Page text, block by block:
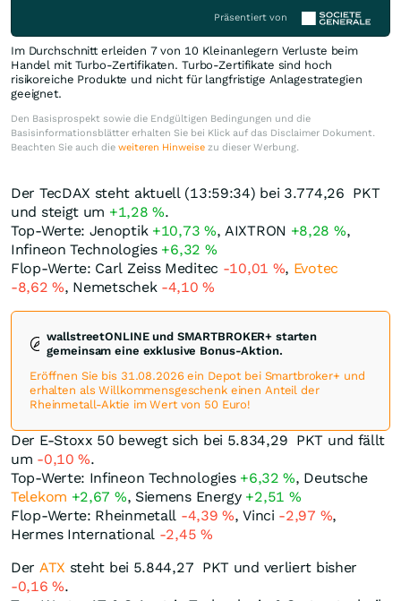
Präsentiert von
Im Durchschnitt erleiden 7 von 10 Kleinanlegern Verluste beim
Handel mit Turbo-Zertifikaten. Turbo-Zertifikate sind hoch
risikoreiche Produkte und nicht für langfristige Anlagestrategien
geeignet.
Den Basisprospekt sowie die Endgültigen Bedingungen und die
Basisinformationsblätter erhalten Sie bei Klick auf das Disclaimer Dokument.
Beachten Sie auch die weiteren Hinweise zu dieser Werbung.
Der TecDAX steht aktuell (13:59:34) bei 3.774,26 PKT
und steigt um +1,28%.
Top-Werte: Jenoptik +10,73 %, AIXTRON +8,28 %,
Infineon Technologies +6,32 %
Flop-Werte: Carl Zeiss Meditec -10,01 %, Evotec
-8,62%, Nemetschek -4,10%
wallstreetONLINE und SMARTBROKER+ starten
gemeinsam eine exklusive Bonus-Aktion.
Eröffnen Sie bis 31.08.2026 ein Depot bei Smartbroker+ und
erhalten als Willkommensgeschenk einen Anteil der
Rheinmetall-Aktie im Wert von 50 Euro!
Der E-Stoxx 50 bewegt sich bei 5.834,29 PKT und fällt
um -0,10%.
Top-Werte: Infineon Technologies +6,32%, Deutsche
Telekom +2,67 %, Siemens Energy +2,51 %
Flop-Werte: Rheinmetall -4,39%, Vinci -2,97 %,
Hermes International -2,45 %
Der ATX steht bei 5.844,27 PKT und verliert bisher
-0,16%.